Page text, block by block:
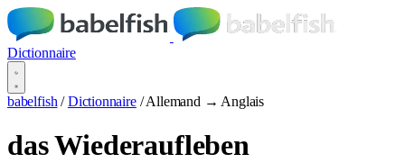
Dictionnaire
babelfish / Dictionnaire / Allemand → Anglais
das Wiederaufleben